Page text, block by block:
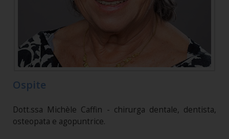
Ospite
Dott.ssa Michèle Caffin - chirurga dentale, dentista,
osteopata e agopuntrice.